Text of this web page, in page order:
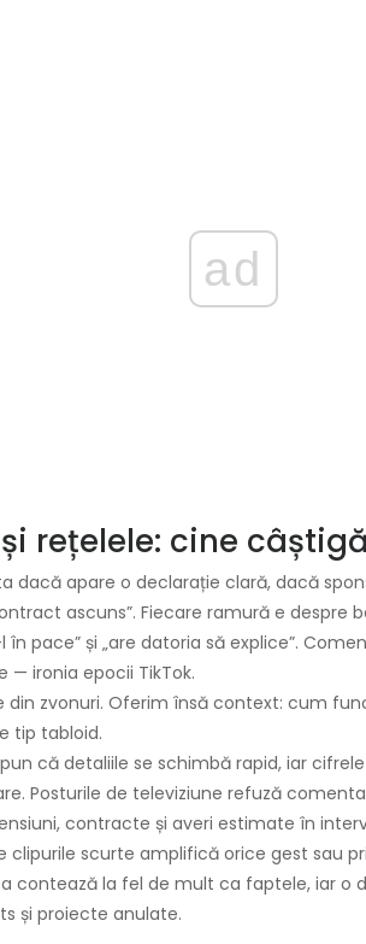
ad
rețelele: cine
dacă apare o declarație clară, dacă
ascuns”. Fiecare ramură e despre
în pace” și „are datoria să explice”.
ironia epocii TikTok.
zvonuri. Oferim însă context: cum
tip tabloid.
că detaliile se schimbă rapid, iar
Posturile de televiziune refuză
contracte și averi estimate în
clipurile scurte amplifică orice gest sau
contează la fel de mult ca faptele, iar o
și proiecte anulate.